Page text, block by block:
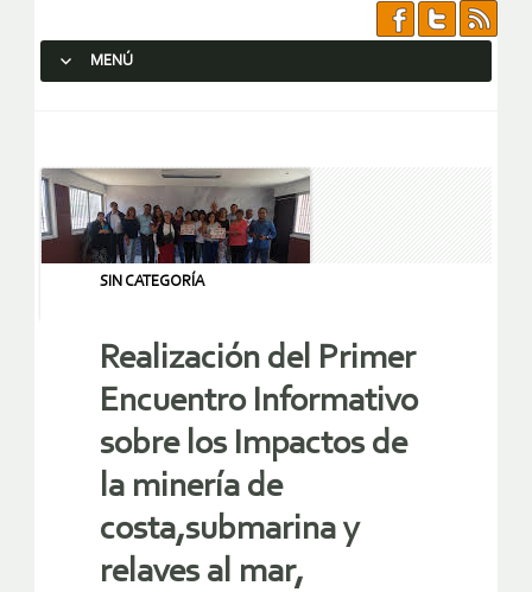
MENÚ
SIN CATEGORÍA
Realización del Primer
Encuentro Informativo
sobre los Impactos de
la minería de
costa,submarina y
relaves al mar,